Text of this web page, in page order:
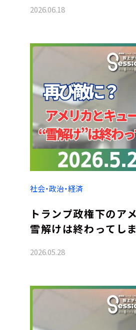
2026.06.18
社会・政治・経済
トランプ政権下のア
雪解けは終わってし
2026.05.28